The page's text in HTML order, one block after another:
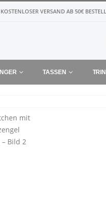
VERSAND AB 50€
TASSEN